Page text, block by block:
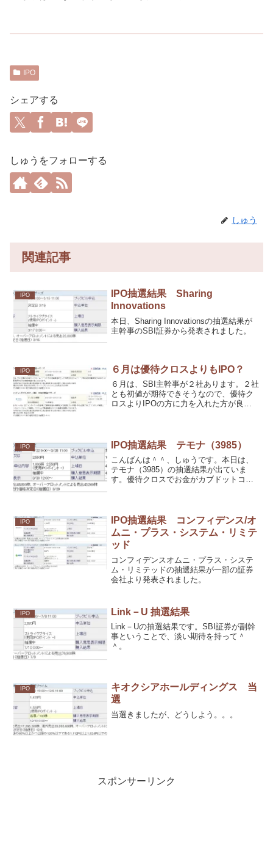
IPO
シェアする
しゅうをフォローする
しゅう
関連記事
IPO
IPO抽選結果 Sharing
Innovations
本日、Sharing Innovationsの抽選結果が
主幹事のSBI証券から発表されました。
IPO ６月は優待クロスよりもIPO？
６月は、SBI主幹事が２社あります。２社
とも初値が期待できそうなので、優待ク
ロスよりIPOの方に力を入れた方が良か
IPO IPO抽選結果 テモナ（3985）
こんばんは＾＾、しゅうです。本日は、
テモナ（3985）の抽選結果が出ていま
す。優待クロスでお金がカブドットコム
IPO
IPO抽選結果 コンフィデンス/オ
ムニ・プラス・システム・リミテ
ッド
コンフィデンスオムニ・プラス・システ
ム・リミテッドの抽選結果が一部の証券
会社より発表されました。
IPO Link－U 抽選結果
Link－Uの抽選結果です。SBI証券が副幹
事ということで、淡い期待を持って＾
＾。
IPO
キオクシアホールディングス 当
選
当選きましたが、どうしよう。。。
スポンサーリンク